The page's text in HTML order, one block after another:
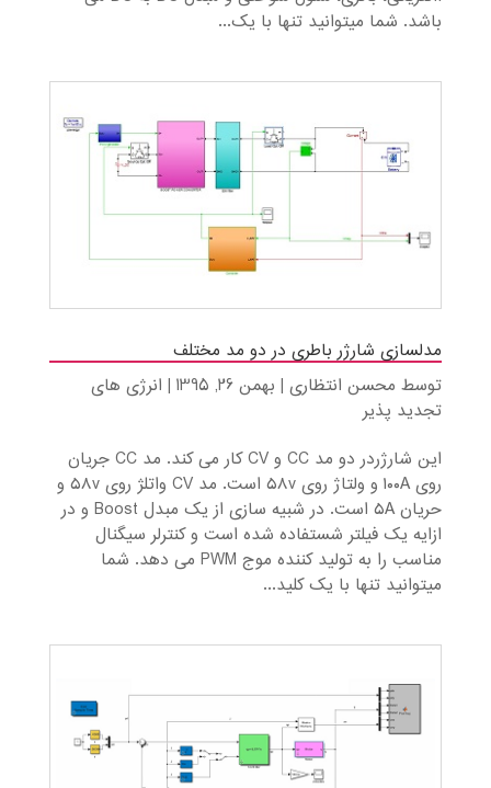
باشد. شما میتوانید تنها با یک...
مدلسازی شارژر باطری در دو مد مختلف
توسط محسن انتظاری| بهمن 26, 1395 | انرژی های
تجدید پذیر
این شارژردر دو مد CC و CV کار می کند. مد CC جریان
روی ۱۰۰A و ولتاژ روی ۵۸v است. مد CV واتلژ روی ۵۸v و
حریان ۵A است. در شبیه سازی از یک مبدل Boost و در
ازایه یک فیلتر شستفاده شده است و کنترلر سیگنال
مناسب را به تولید کننده موج PWM می دهد. شما
میتوانید تنها با یک کلید...